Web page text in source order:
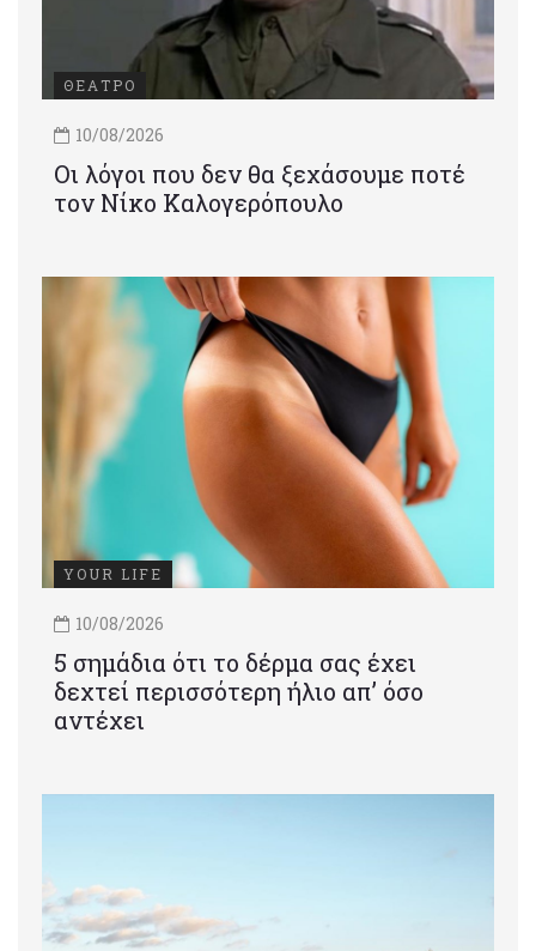
ΘΕΑΤΡΟ
10/08/2026
Οι λόγοι που δεν θα ξεχάσουμε ποτέ
τον Νίκο Καλογερόπουλο
YOUR LIFE
10/08/2026
5 σημάδια ότι το δέρμα σας έχει
δεχτεί περισσότερη ήλιο απ’ όσο
αντέχει